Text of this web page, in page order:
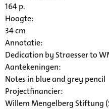
164 p.
Hoogte:
34 cm
Annotatie:
Dedication by Straesser to
Aantekeningen:
Notes in blue and grey pencil
Projectfinancier:
Willem Mengelberg Stiftung